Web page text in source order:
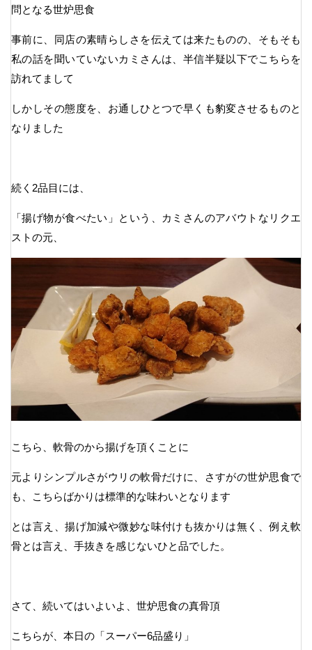
問となる世炉思食
事前に、同店の素晴らしさを伝えては来たものの、そもそも
私の話を聞いていないカミさんは、半信半疑以下でこちらを
訪れてまして
しかしその態度を、お通しひとつで早くも豹変させるものと
なりました
続く2品目には、
「揚げ物が食べたい」という、カミさんのアバウトなリクエ
ストの元、
こちら、軟骨のから揚げを頂くことに
元よりシンプルさがウリの軟骨だけに、さすがの世炉思食で
も、こちらばかりは標準的な味わいとなります
とは言え、揚げ加減や微妙な味付けも抜かりは無く、例え軟
骨とは言え、手抜きを感じないひと品でした。
さて、続いてはいよいよ、世炉思食の真骨頂
こちらが、本日の「スーパー6品盛り」